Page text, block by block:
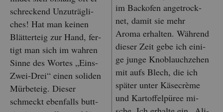
schre­ckend Un­zu­träg­li­
ches! Hat man kei­nen
Blät­ter­teig zur Hand, fer­
tigt man sich im wah­ren
Sinne des Wor­tes „Eins-
Zwei-Drei“ einen so­li­den
Mür­be­teig. Die­ser
schmeckt eben­falls butt­
im Back­ofen an­ge­trock­
net, damit sie mehr
Aroma er­hal­ten. Wäh­rend
die­ser Zeit gebe ich ei­ni­
ge junge Knob­lauch­ze­hen
mit aufs Blech, die ich
spä­ter unter Kä­se­crè­me
und Kar­tof­fel­pü­ree mi­